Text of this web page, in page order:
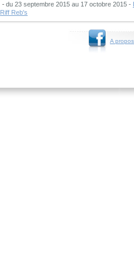
du 23 septembre 2015 au 17 octobre 2015 -
Riff Reb's
A